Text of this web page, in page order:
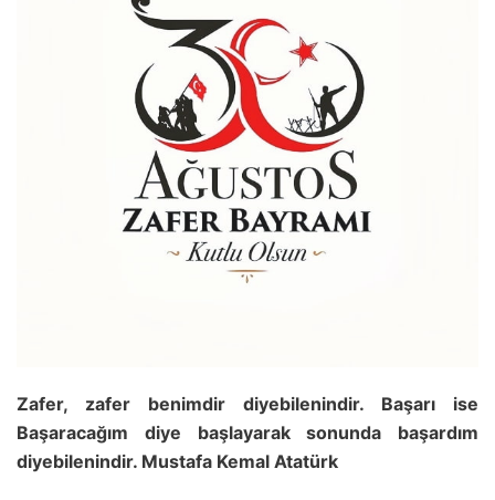
Zafer, zafer benimdir diyebilenindir. Başarı ise
Başaracağım diye başlayarak sonunda başardım
diyebilenindir. Mustafa Kemal Atatürk